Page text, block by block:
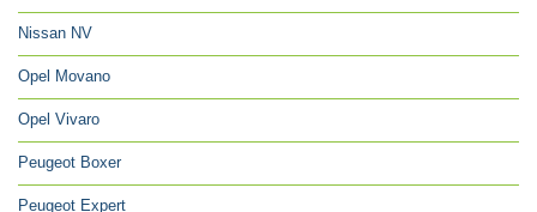
Nissan NV
Opel Movano
Opel Vivaro
Peugeot Boxer
Peugeot Expert